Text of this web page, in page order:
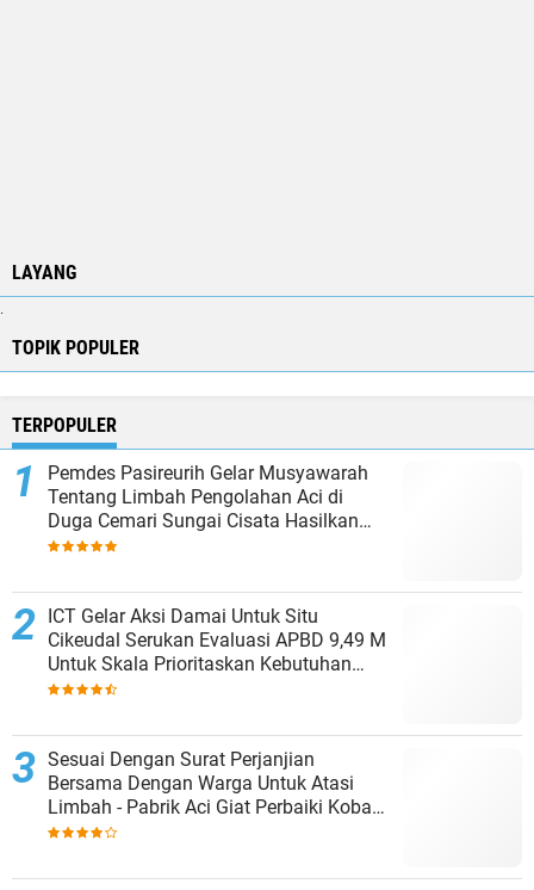
LAYANG
.
TOPIK POPULER
TERPOPULER
Pemdes Pasireurih Gelar Musyawarah
Tentang Limbah Pengolahan Aci di
Duga Cemari Sungai Cisata Hasilkan
Kesepakatan Tutup Sementara
ICT Gelar Aksi Damai Untuk Situ
Cikeudal Serukan Evaluasi APBD 9,49 M
Untuk Skala Prioritaskan Kebutuhan
Dasar Masyarakat Belum Saat nya
Sesuai Dengan Surat Perjanjian
Bersama Dengan Warga Untuk Atasi
Limbah - Pabrik Aci Giat Perbaiki Kobak
Penampungan Air